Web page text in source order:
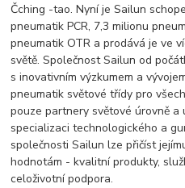
Čching -tao. Nyní je Sailun
pneumatik PCR, 7,3 milionu
pneumatik OTR a prodává je ve
světě. Společnost Sailun od
s inovativním výzkumem a
pneumatik světové třídy pro
pouze partnery světové úrovně
specializaci technologického a
společnosti Sailun lze přičíst
hodnotám - kvalitní produkty,
celoživotní podpora.